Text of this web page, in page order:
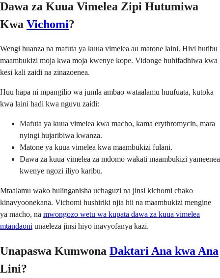
Dawa za Kuua Vimelea Zipi Hutumiwa
Kwa Vichomi?
Wengi huanza na mafuta ya kuua vimelea au matone laini. Hivi hutibu
maambukizi moja kwa moja kwenye kope. Vidonge huhifadhiwa kwa
kesi kali zaidi na zinazoenea.
Huu hapa ni mpangilio wa jumla ambao wataalamu huufuata, kutoka
kwa laini hadi kwa nguvu zaidi:
Mafuta ya kuua vimelea kwa macho, kama erythromycin, mara
nyingi hujaribiwa kwanza.
Matone ya kuua vimelea kwa maambukizi fulani.
Dawa za kuua vimelea za mdomo wakati maambukizi yameenea
kwenye ngozi iliyo karibu.
Mtaalamu wako hulinganisha uchaguzi na jinsi kichomi chako
kinavyoonekana. Vichomi hushiriki njia hii na maambukizi mengine
ya macho, na mwongozo wetu wa kupata dawa za kuua vimelea
mtandaoni unaeleza jinsi hiyo inavyofanya kazi.
Unapaswa Kumwona Daktari Ana kwa Ana
Lini?